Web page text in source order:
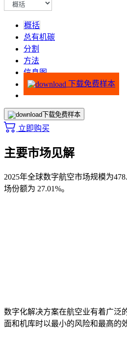
概括
总有机碳
分割
方法
信息图
下载免费样本
下载免费样本
立即购买
主要市场见解
2025年全球数字航空市场规模为
场份额为 27.01%。
数字化解决方案在航空业有着广泛
面和机库时以最小的风险和最高的